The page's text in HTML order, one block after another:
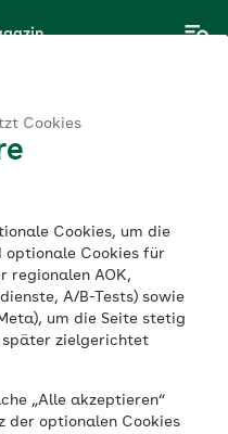
Cookies
Cookies, um die
optionale Cookies für
regionalen AOK,
A/B-Tests) sowie
um die Seite stetig
später zielgerichtet
„Alle akzeptieren“
der optionalen Cookies
mit
Familie